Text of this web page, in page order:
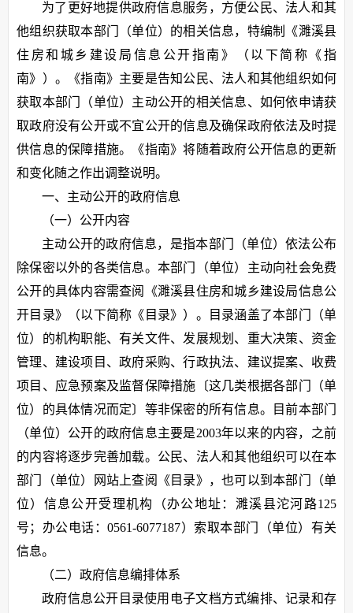
为了更好地提供政府信息服务，方便公民、法人和其
他组织获取本部门（单位）的相关信息，特编制《濉溪县
住房和城乡建设局信息公开指南》（以下简称《指
南》）。《指南》主要是告知公民、法人和其他组织如何
获取本部门（单位）主动公开的相关信息、如何依申请获
取政府没有公开或不宜公开的信息及确保政府依法及时提
供信息的保障措施。《指南》将随着政府公开信息的更新
和变化随之作出调整说明。
一、主动公开的政府信息
（一）公开内容
主动公开的政府信息，是指本部门（单位）依法公布
除保密以外的各类信息。本部门（单位）主动向社会免费
公开的具体内容需查阅《濉溪县住房和城乡建设局信息公
开目录》（以下简称《目录》）。目录涵盖了本部门（单
位）的机构职能、有关文件、发展规划、重大决策、资金
管理、建设项目、政府采购、行政执法、建议提案、收费
项目、应急预案及监督保障措施〔这几类根据各部门（单
位）的具体情况而定〕等非保密的所有信息。目前本部门
（单位）公开的政府信息主要是2003年以来的内容，之前
的内容将逐步完善加载。公民、法人和其他组织可以在本
部门（单位）网站上查阅《目录》，也可以到本部门（单
位）信息公开受理机构（办公地址：濉溪县沱河路125
号；办公电话：0561-6077187）索取本部门（单位）有关
信息。
（二）政府信息编排体系
政府信息公开目录使用电子文档方式编排、记录和存